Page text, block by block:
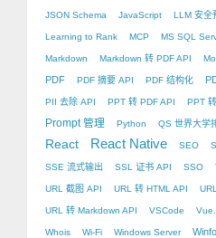
JSON Schema JavaScript LLM 安全
Learning to Rank MCP MS SQL
Markdown Markdown 转 PDF API
PDF PDF 摘要 API PDF 结构化
PII 去除 API PPT 转 PDF API PPT
Prompt 管理
Python QS 世界大学
React React Native SEO
SSE 流式输出 SSL 证书 API SSO
URL 截图 API URL 转 HTML API
URL 转 Markdown API VSCode
Whois Wi-Fi Windows Server